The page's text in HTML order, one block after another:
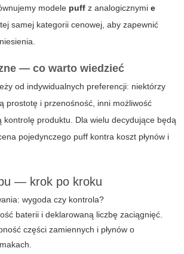
modele puff z analogicznymi e
samej kategorii cenowej, aby zapewnić
— co warto wiedzieć
od indywidualnych preferencji: niektórzy
prostotę i przenośność, inni możliwość
kontrolę produktu. Dla wielu decydujące będą
pojedynczego puff kontra koszt płynów i
— krok po kroku
wygoda czy kontrola?
baterii i deklarowaną liczbę zaciągnięć.
części zamiennych i płynów o